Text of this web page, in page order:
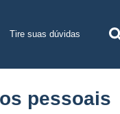
Tire suas dúvidas
pessoais